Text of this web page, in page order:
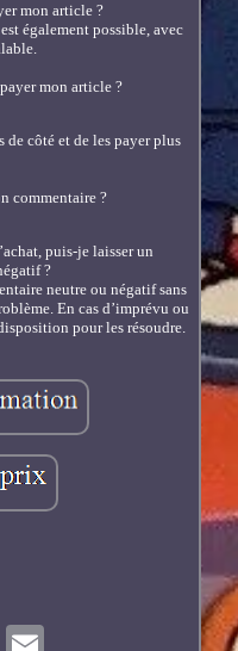
mon article ?
également possible, avec
mon article ?
côté et de les payer plus
commentaire ?
puis-je laisser un
?
neutre ou négatif sans
En cas d’imprévu ou
pour les résoudre.